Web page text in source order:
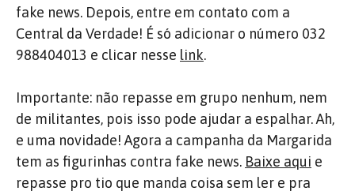
fake news. Depois, entre em contato com a
Central da Verdade! É só adicionar o número 032
988404013 e clicar nesse link.
Importante: não repasse em grupo nenhum, nem
de militantes, pois isso pode ajudar a espalhar. Ah,
e uma novidade! Agora a campanha da Margarida
tem as figurinhas contra fake news. Baixe aqui e
repasse pro tio que manda coisa sem ler e pra